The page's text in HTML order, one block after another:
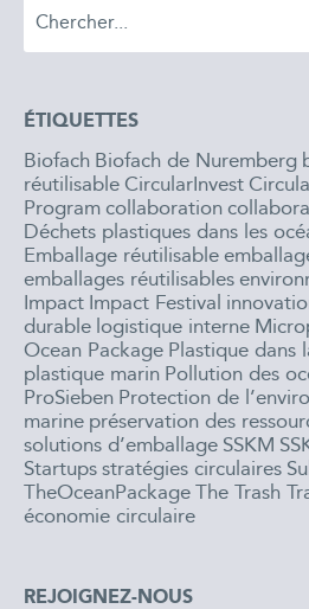
ÉTIQUETTES
Biofach Biofach de Nuremberg
réutilisable CircularInvest
Program collaboration
Déchets plastiques dans les
Emballage réutilisable
emballages réutilisables
Impact Impact Festival
durable logistique interne
Ocean Package Plastique dans
plastique marin Pollution des
ProSieben Protection de
marine préservation des
solutions d’emballage SSKM
Startupsstratégies circulaires
TheOceanPackageThe Trash
économie circulaire
REJOIGNEZ-NOUS